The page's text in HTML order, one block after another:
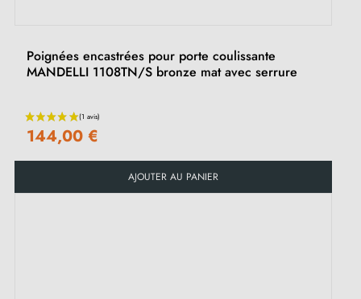
Poignées encastrées pour porte coulissante
MANDELLI 1108TN/S bronze mat avec serrure
144,00 €
AJOUTER AU PANIER